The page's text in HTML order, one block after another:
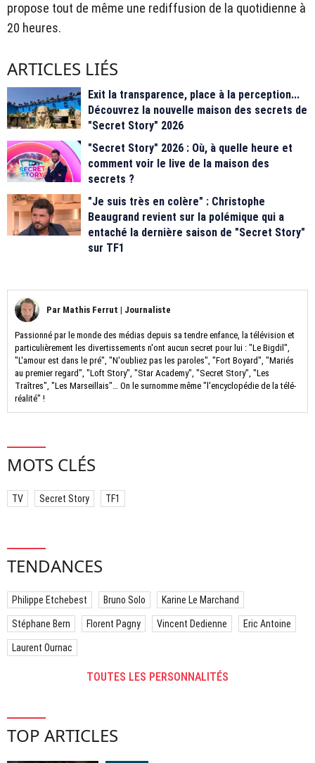
propose tout de même une rediffusion de la quotidienne à
20 heures.
ARTICLES LIÉS
Exit la transparence, place à la perception...
Découvrez la nouvelle maison des secrets de
"Secret Story" 2026
"Secret Story" 2026 : Où, à quelle heure et
comment voir le live de la maison des
secrets ?
"Je suis très en colère" : Christophe
Beaugrand revient sur la polémique qui a
entaché la dernière saison de "Secret Story"
sur TF1
Par Mathis Ferrut | Journaliste
Passionné par le monde des médias depuis sa tendre enfance, la télévision et
particulièrement les divertissements n'ont aucun secret pour lui : "Le Bigdil",
"L'amour est dans le pré", "N'oubliez pas les paroles", "Fort Boyard", "Mariés
au premier regard", "Loft Story", "Star Academy", "Secret Story", "Les
Traîtres", "Les Marseillais"… On le surnomme même "l'encyclopédie de la télé-
réalité" !
MOTS CLÉS
TV Secret Story TF1
TENDANCES
Philippe Etchebest Bruno Solo Karine Le Marchand
Stéphane Bern Florent Pagny Vincent Dedienne Eric Antoine
Laurent Ournac
TOUTES LES PERSONNALITÉS
TOP ARTICLES